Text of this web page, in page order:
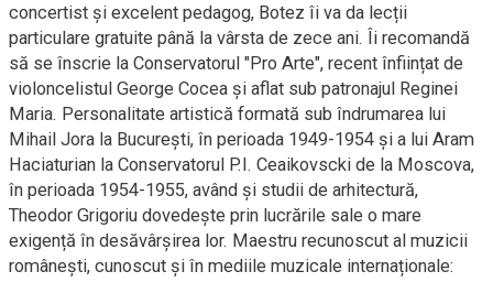
concertist și excelent pedagog, Botez îi va da lecții
particulare gratuite până la vârsta de zece ani. Îi recomandă
să se înscrie la Conservatorul "Pro Arte", recent înființat de
violoncelistul George Cocea și aflat sub patronajul Reginei
Maria. Personalitate artistică formată sub îndrumarea lui
Mihail Jora la București, în perioada 1949-1954 și a lui Aram
Haciaturian la Conservatorul P.I. Ceaikovscki de la Moscova,
în perioada 1954-1955, având și studii de arhitectură,
Theodor Grigoriu dovedește prin lucrările sale o mare
exigență în desăvârșirea lor. Maestru recunoscut al muzicii
românești, cunoscut și în mediile muzicale internaționale: